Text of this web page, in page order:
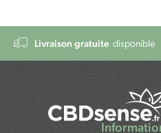
Livraison gratuite disponible